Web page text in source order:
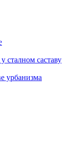
сталном саставу
урбанизма